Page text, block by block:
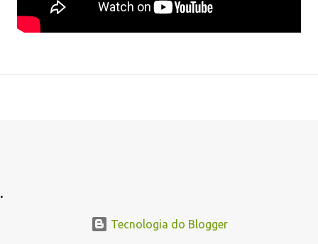
.
Tecnologia do Blogger